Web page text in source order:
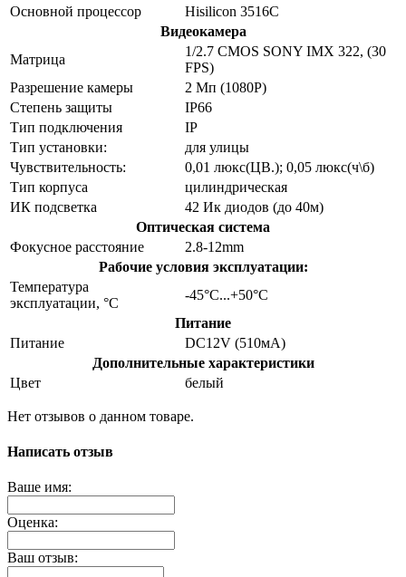
Основной процессор
Hisilicon 3516С
Видеокамера
Матрица
1/2.7 CMOS SONY IMX 322, (30
FPS)
Разрешение камеры
2 Мп (1080Р)
Степень защиты
IР66
Тип подключения
IP
Тип установки:
для улицы
Чувствительность:
0,01 люкс(ЦВ.); 0,05 люкс(ч\б)
Тип корпуса
цилиндрическая
ИК подсветка
42 Ик диодов (до 40м)
Оптическая система
Фокусное расстояние
2.8-12mm
Рабочие условия эксплуатации:
Температура
эксплуатации, °C
-45°С...+50°С
Питание
Питание
DC12V (510мА)
Дополнительные характеристики
Цвет
белый
Нет отзывов о данном товаре.
Написать отзыв
Ваше имя:
Оценка:
Ваш отзыв: